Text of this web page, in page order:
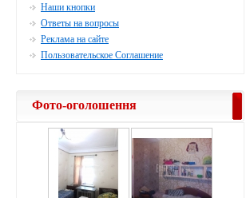
Наши кнопки
Ответы на вопросы
Реклама на сайте
Пользовательское Соглашение
Фото-оголошення